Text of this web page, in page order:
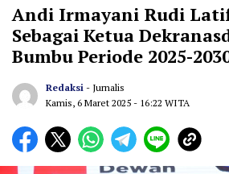
Andi Irmayani Rudi
Sebagai Ketua
Bumbu Periode 2025-
Redaksi - Jurnalis
Kamis, 6 Maret 2025 - 16:22 WITA